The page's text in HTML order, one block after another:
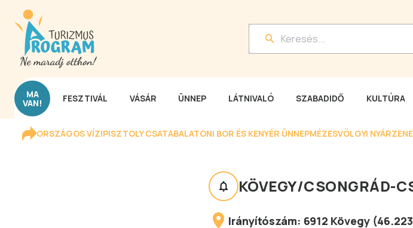
MA
VAN! FESZTIVÁL VÁSÁR ÜNNEP LÁTNIVALÓ SZABADIDŐ KULTÚRA
ORSZÁGOS VÍZIPISZTOLY CSATABALATONI BOR ÉS KENYÉR ÜNNEPMÉZESVÖLGYI NYÁR
KÖVEGY/CSONGRÁD-
Irányítószám: 6912 Kövegy (